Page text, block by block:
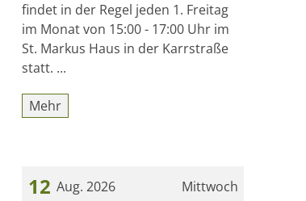
findet in der Regel jeden 1. Freitag
im Monat von 15:00 - 17:00 Uhr im
St. Markus Haus in der Karrstraße
statt. ...
Mehr
Mittwoch
12 Aug. 2026